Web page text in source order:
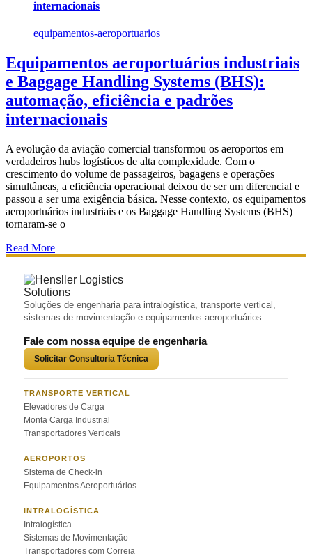
internacionais
equipamentos-aeroportuarios
Equipamentos aeroportuários industriais
e Baggage Handling Systems (BHS):
automação, eficiência e padrões
internacionais
A evolução da aviação comercial transformou os aeroportos em
verdadeiros hubs logísticos de alta complexidade. Com o
crescimento do volume de passageiros, bagagens e operações
simultâneas, a eficiência operacional deixou de ser um diferencial e
passou a ser uma exigência básica. Nesse contexto, os equipamentos
aeroportuários industriais e os Baggage Handling Systems (BHS)
tornaram-se o
Read More
Soluções de engenharia para intralogística, transporte vertical,
sistemas de movimentação e equipamentos aeroportuários.
Fale com nossa equipe de engenharia
Solicitar Consultoria Técnica
TRANSPORTE VERTICAL
Elevadores de Carga
Monta Carga Industrial
Transportadores Verticais
AEROPORTOS
Sistema de Check-in
Equipamentos Aeroportuários
INTRALOGÍSTICA
Intralogística
Sistemas de Movimentação
Transportadores com Correia